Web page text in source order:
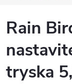
Rain
tryska